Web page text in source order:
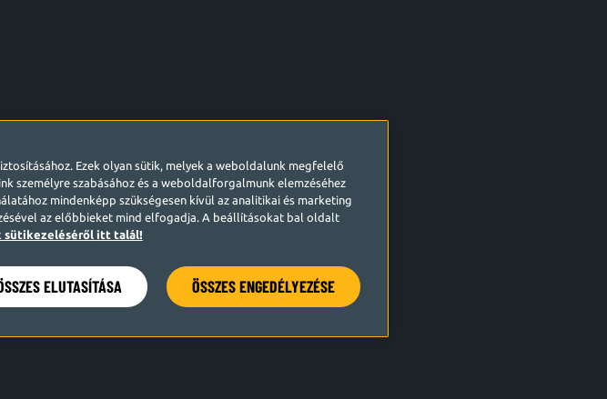
Ezek olyan sütik, melyek a weboldalunk megfelelő
személyre szabásához és a weboldalforgalmunk elemzéséhez
mindenképp szükségesen kívül az analitikai és marketing
az előbbieket mind elfogadja. A beállításokat bal oldalt
sütikezeléséről itt talál!
ELUTASÍTÁSA ÖSSZES ENGEDÉLYEZÉSE